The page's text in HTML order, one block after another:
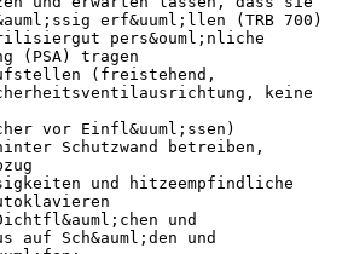
erf&uuml;llen (TRB 700)
pers&ouml;nliche
(PSA) tragen
(freistehend,
keine
vor Einfl&uuml;ssen)
Schutzwand betreiben,
und hitzeempfindliche
und
auf Sch&auml;den und